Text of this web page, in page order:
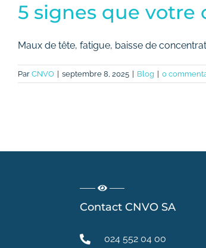
5 signes que votre
Maux de tête, fatigue, baisse de
Par CNVO septembre 8, 2025 Blog 0
Contact CNVO SA
024 552 04 00